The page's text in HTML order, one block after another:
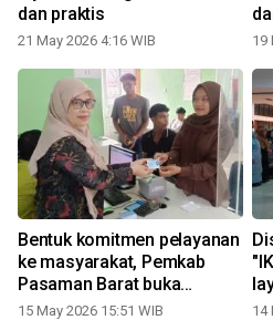
dan praktis
21 May 2026 4:16 WIB 19
Bentuk komitmen pelayanan
ke masyarakat, Pemkab
Pasaman Barat buka
layanan adminduk di hari
15 May 2026 15:51 WIB 14